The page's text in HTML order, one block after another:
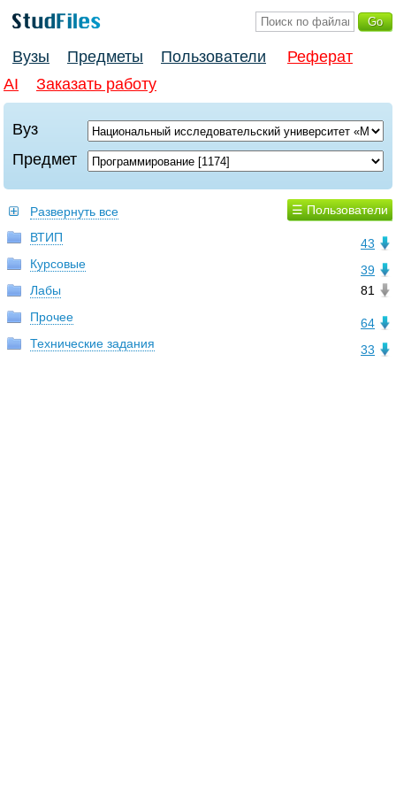
Вузы Предметы Пользователи
Реферат
AI
Заказать работу
Вуз
Предмет
☰ Пользователи
Развернуть все
43
ВТИП
39
Курсовые
81
Лабы
64
Прочее
33
Технические задания